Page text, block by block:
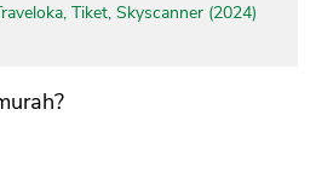
Tiket, Skyscanner (2024)